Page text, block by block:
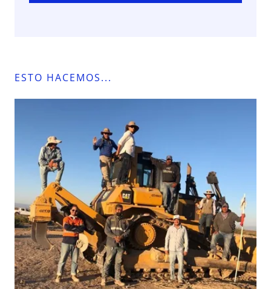
ESTO HACEMOS...